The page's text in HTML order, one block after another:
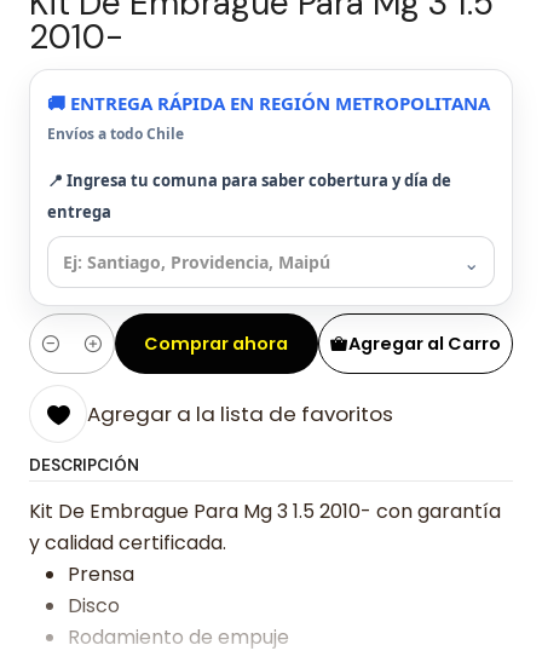
2010-
🚚 ENTREGA RÁPIDA EN REGIÓN METROPOLITANA
Envíos a todo Chile
📍 Ingresa tu comuna para saber cobertura y día de
entrega
⌄
Cantidad
Agregar al Carro
Comprar ahora
Agregar a la lista de favoritos
DESCRIPCIÓN
Kit De Embrague Para Mg 3 1.5 2010- con garantía
y calidad certificada.
Prensa
Disco
Rodamiento de empuje